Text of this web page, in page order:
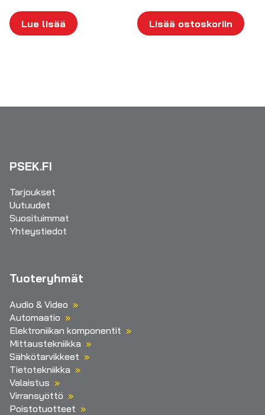
Lue lisää Lisää ostoskoriin
PSEK.FI
Tarjoukset
Uutuudet
Suosituimmat
Yhteystiedot
Tuoteryhmät
Audio & Video
Automaatio
Elektroniikan komponentit
Mittaustekniikka
Sähkötarvikkeet
Tietotekniikka
Valaistus
Virransyöttö
Poistotuotteet